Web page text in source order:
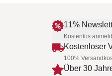
11%
Kostenlos
Kostenloser
100%
Über 30